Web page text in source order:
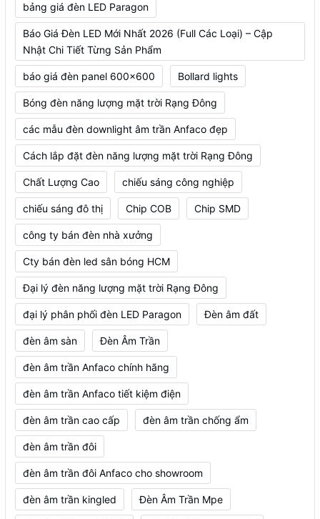
bảng giá đèn LED Paragon
Báo Giá Đèn LED Mới Nhất 2026 (Full Các Loại) – Cập
Nhật Chi Tiết Từng Sản Phẩm
báo giá đèn panel 600x600 Bollard lights
Bóng đèn năng lượng mặt trời Rạng Đông
các mẫu đèn downlight âm trần Anfaco đẹp
Cách lắp đặt đèn năng lượng mặt trời Rạng Đông
Chất Lượng Cao chiếu sáng công nghiệp
chiếu sáng đô thị Chip COB Chip SMD
công ty bán đèn nhà xưởng
Cty bán đèn led sân bóng HCM
Đại lý đèn năng lượng mặt trời Rạng Đông
đại lý phân phối đèn LED Paragon Đèn âm đất
đèn âm sàn Đèn Âm Trần
đèn âm trần Anfaco chính hãng
đèn âm trần Anfaco tiết kiệm điện
đèn âm trần cao cấp đèn âm trần chống ẩm
đèn âm trần đôi
đèn âm trần đôi Anfaco cho showroom
đèn âm trần kingled Đèn Âm Trần Mpe